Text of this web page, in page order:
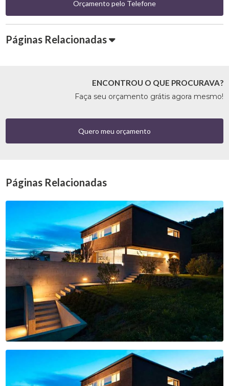
Orçamento pelo Telefone
Páginas Relacionadas
ENCONTROU O QUE PROCURAVA?
Faça seu orçamento grátis agora mesmo!
Quero meu orçamento
Páginas Relacionadas